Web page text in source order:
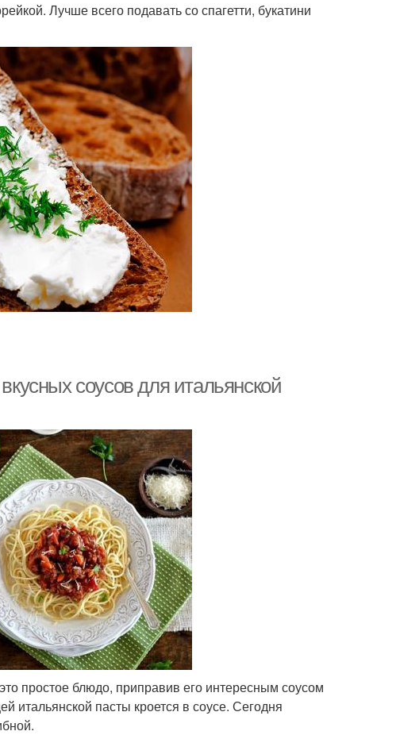
Лучше всего подавать со спагетти, букатини
соусов для итальянской
простое блюдо, приправив его интересным соусом
итальянской пасты кроется в соусе. Сегодня